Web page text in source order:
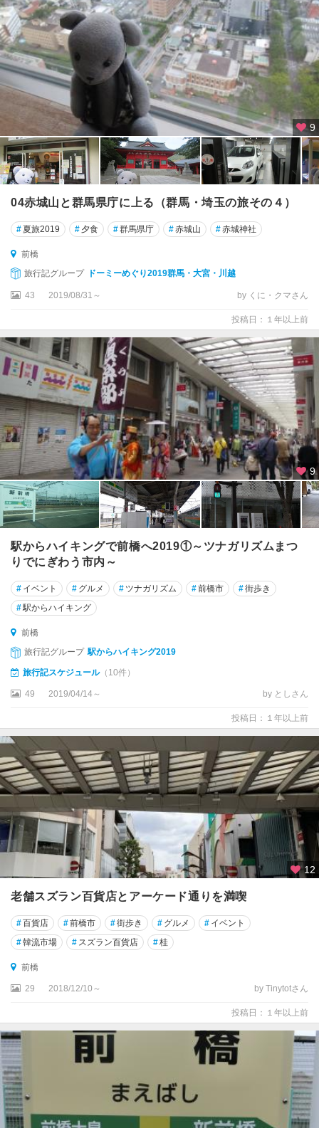
9
04赤城山と群馬県庁に上る（群馬・埼玉の旅その４）
#夏旅2019 # 夕食 #群馬県庁 #赤城山 #赤城神社
前橋
旅行記グループ
ドーミーめぐり2019群馬・大宮・川越
43 2019/08/31～ by くに・クマさん
投稿日：１年以上前
9
駅からハイキングで前橋へ2019①～ツナガリズムまつ
りでにぎわう市内～
# イベント # グルメ # ツナガリズム #前橋市 #街歩き
#駅からハイキング
前橋
旅行記グループ 駅からハイキング2019
旅行記スケジュール（10件）
49 2019/04/14～ by としさん
投稿日：１年以上前
12
老舗スズラン百貨店とアーケード通りを満喫
#百貨店 #前橋市 #街歩き # グルメ # イベント
#韓流市場 # スズラン百貨店 #桂
前橋
29 2018/12/10～ by Tinytotさん
投稿日：１年以上前